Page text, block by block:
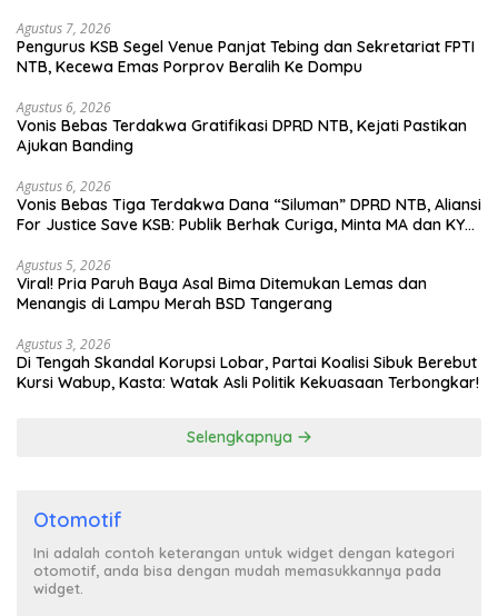
Agustus 7, 2026
Pengurus KSB Segel Venue Panjat Tebing dan Sekretariat FPTI
NTB, Kecewa Emas Porprov Beralih Ke Dompu
Agustus 6, 2026
Vonis Bebas Terdakwa Gratifikasi DPRD NTB, Kejati Pastikan
Ajukan Banding
Agustus 6, 2026
Vonis Bebas Tiga Terdakwa Dana “Siluman” DPRD NTB, Aliansi
For Justice Save KSB: Publik Berhak Curiga, Minta MA dan KY
Agustus 5, 2026
Viral! Pria Paruh Baya Asal Bima Ditemukan Lemas dan
Menangis di Lampu Merah BSD Tangerang
Agustus 3, 2026
Di Tengah Skandal Korupsi Lobar, Partai Koalisi Sibuk Berebut
Kursi Wabup, Kasta: Watak Asli Politik Kekuasaan Terbongkar!
Selengkapnya
Otomotif
Ini adalah contoh keterangan untuk widget dengan kategori
otomotif, anda bisa dengan mudah memasukkannya pada
widget.